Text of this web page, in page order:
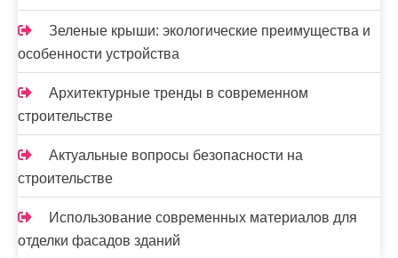
Зеленые крыши: экологические преимущества и
особенности устройства
Архитектурные тренды в современном
строительстве
Актуальные вопросы безопасности на
строительстве
Использование современных материалов для
отделки фасадов зданий